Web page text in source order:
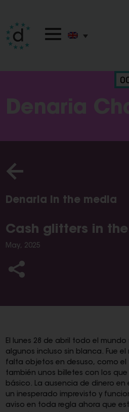
Denaria
Denaria in the media
Cash glitters in
May, 2025
El lunes 28 de abril todo el mundo
algunos incluso sin blanca. Fue
falta objetos en desuso, como el
también unos billetes con los
básico. La ausencia de dinero
un inesperado imprevisto y
aviso en toda regla ahora que